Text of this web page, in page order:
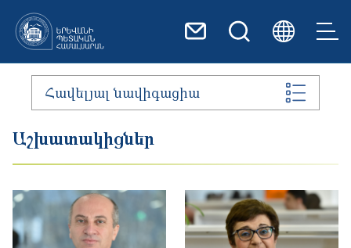
Հավելյալ նավիգացիա
Աշխատակիցներ